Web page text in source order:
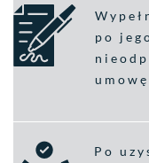
po
Po